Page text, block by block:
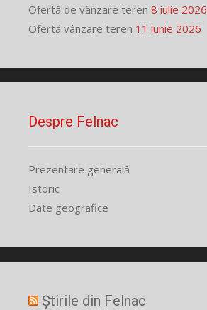
Ofertă de vânzare teren 8 iulie 2026
Ofertă vânzare teren 11 iunie 2026
Despre Felnac
Prezentare generală
Istoric
Date geografice
Știrile din Felnac